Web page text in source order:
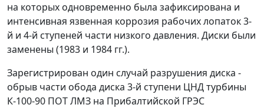
на которых одновременно была зафиксирована и
интенсивная язвенная коррозия рабочих лопаток 3-
й и 4-й ступеней части низкого давления. Диски были
заменены (1983 и 1984 гг.).
Зарегистрирован один случай разрушения диска -
обрыв части обода диска 3-й ступени ЦНД турбины
К-100-90 ПОТ ЛМЗ на Прибалтийской ГРЭС